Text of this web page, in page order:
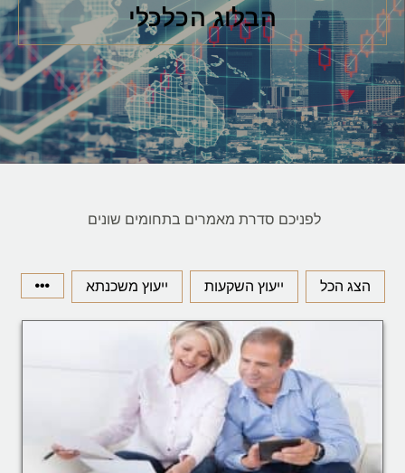
הבלוג הכלכלי
לפניכם סדרת מאמרים בתחומים שונים
הצג הכל ייעוץ השקעות ייעוץ משכנתא